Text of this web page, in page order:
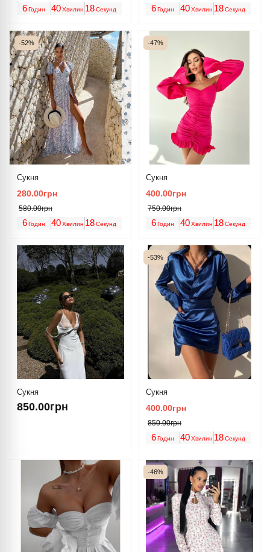
6 Годин 40 Хвилин 18Секунд 6 Годин 40 Хвилин 18Секунд
-52%
Сукня
280.00грн
580.00грн
6 Годин 40 Хвилин 18Секунд
-47%
Сукня
400.00грн
750.00грн
6 Годин 40 Хвилин 18Секунд
Сукня
850.00грн
-53%
Сукня
400.00грн
850.00грн
6 Годин 40 Хвилин 18Секунд
-46%